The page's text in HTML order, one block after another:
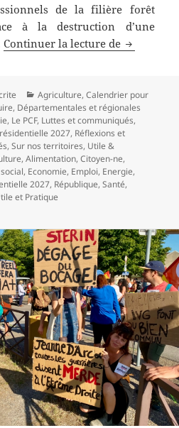
de la filière forêt
à la destruction d’une
Continuer la lecture de Ne
Catégories
Agriculture,Calendrier pour
, Départementales et régionales
, Le PCF, Luttes et communiqués,
2027, Réflexions et
,Sur nos territoires, Utile &
,Alimentation,Citoyen-ne,
, Economie, Emploi, Energie,
2027, République,Santé,
et Pratique